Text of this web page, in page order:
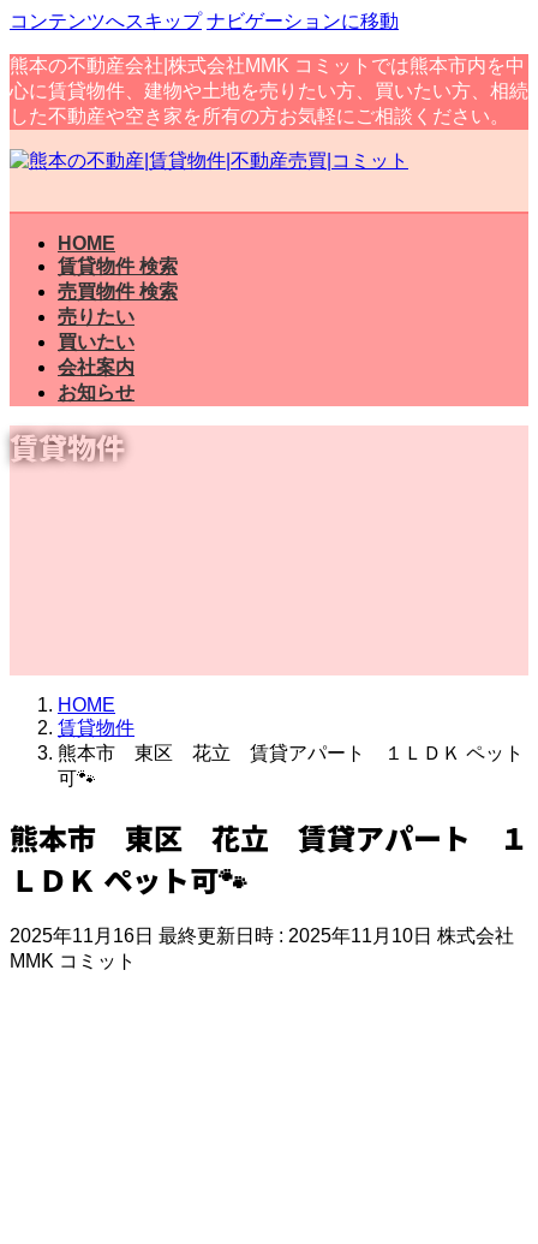
コンテンツへスキップ ナビゲーションに移動
熊本の不動産会社|株式会社MMK コミットでは熊本市内を中
心に賃貸物件、建物や土地を売りたい方、買いたい方、相続
した不動産や空き家を所有の方お気軽にご相談ください。
HOME
賃貸物件 検索
売買物件 検索
売りたい
買いたい
会社案内
お知らせ
賃貸物件
HOME
賃貸物件
熊本市 東区 花立 賃貸アパート １ＬＤＫ ペット
可🐾
熊本市 東区 花立 賃貸アパート １
ＬＤＫ ペット可🐾
2025年11月16日 最終更新日時 : 2025年11月10日 株式会社
MMK コミット